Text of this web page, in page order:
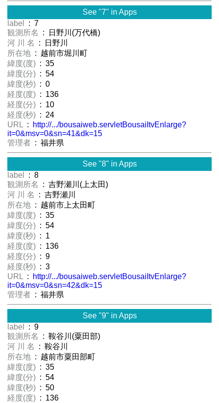
See "7" in Apps
label
: 7
観測所名
: 日野川(万代橋)
河 川 名
: 日野川
所在地 : 越前市堀川町
緯度(度) : 35
緯度(分) : 54
緯度(秒) : 0
経度(度) : 136
経度(分) : 10
経度(秒) : 24
URL :
http://.../bousaiweb.servletBousaiItvEnlarge?
it=0&msv=0&sn=41&dk=15
管理者 : 福井県
See "8" in Apps
label
: 8
観測所名
: 吉野瀬川(上太田)
河 川 名
: 吉野瀬川
所在地 : 越前市上太田町
緯度(度) : 35
緯度(分) : 54
緯度(秒) : 1
経度(度) : 136
経度(分) : 9
経度(秒) : 3
URL :
http://.../bousaiweb.servletBousaiItvEnlarge?
it=0&msv=0&sn=42&dk=15
管理者 : 福井県
See "9" in Apps
label
: 9
観測所名
: 鞍谷川(粟田部)
河 川 名
: 鞍谷川
所在地 : 越前市粟田部町
緯度(度) : 35
緯度(分) : 54
緯度(秒) : 50
経度(度) : 136